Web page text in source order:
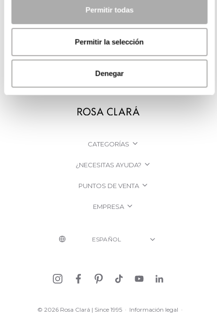
Permitir todas
Permitir la selección
Denegar
CATEGORÍAS
¿NECESITAS AYUDA?
PUNTOS DE VENTA
EMPRESA
© 2026 Rosa Clará | Since 1995 · Información legal ·